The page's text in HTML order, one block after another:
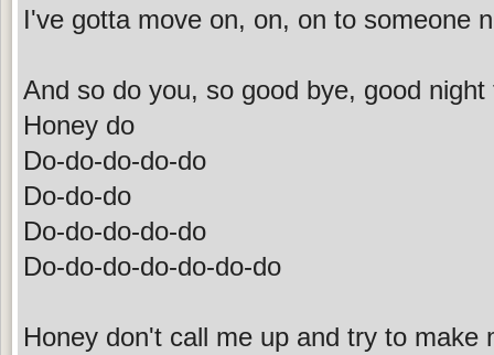
I've gotta move on, on, on to someone
And so do you, so good bye, good night
Honey do
Do-do-do-do-do
Do-do-do
Do-do-do-do-do
Do-do-do-do-do-do-do
Honey don't call me up and try to make